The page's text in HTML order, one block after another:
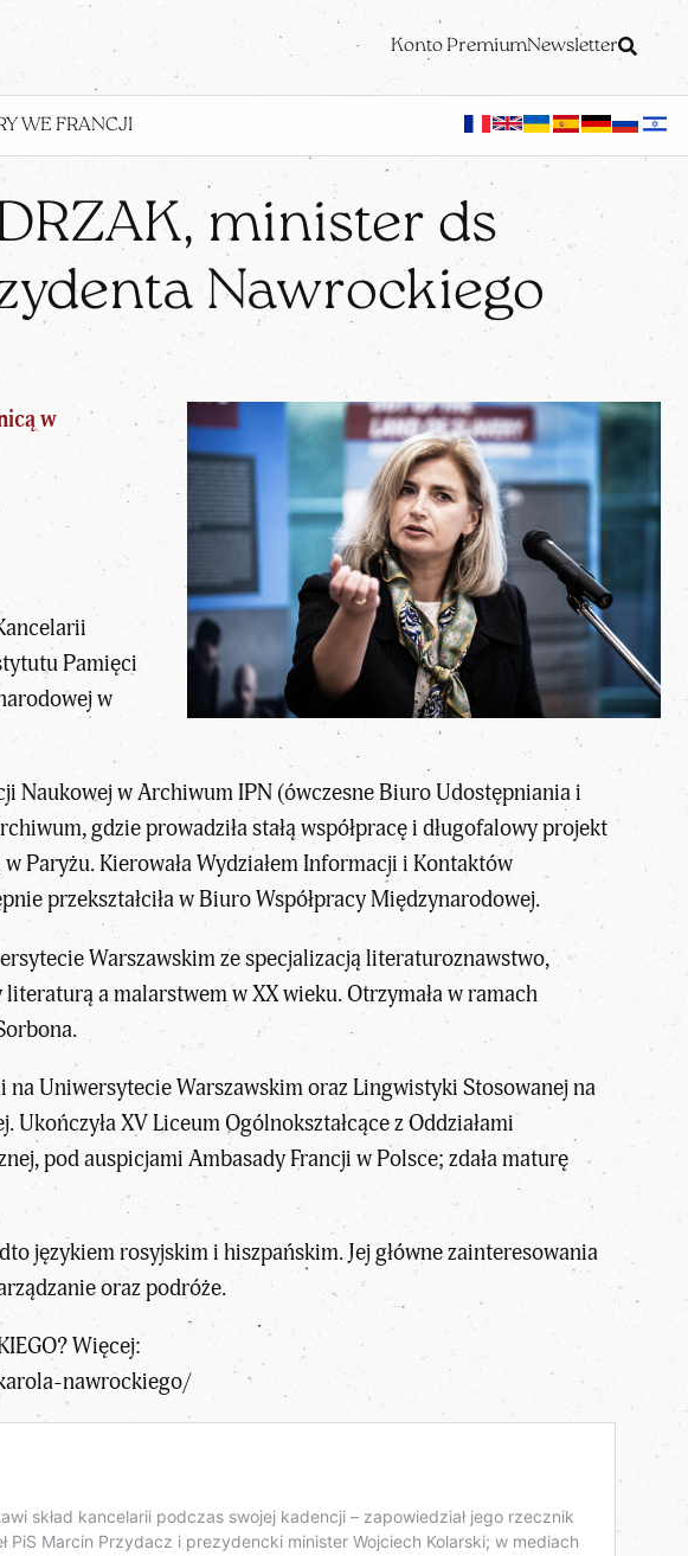
Konto PremiumNewsletter
WE FRANCJI
minister ds
Nawrockiego
w
Pamięci
w
Naukowej w Archiwum IPN (ówczesne Biuro Udostępniania i
gdzie prowadziła stałą współpracę i długofalowy projekt
Kierowała Wydziałem Informacji i Kontaktów
przekształciła w Biuro Współpracy Międzynarodowej.
Warszawskim ze specjalizacją literaturoznawstwo,
a malarstwem w XX wieku. Otrzymała w ramach
Uniwersytecie Warszawskim oraz Lingwistyki Stosowanej na
XV Liceum Ogólnokształcące z Oddziałami
pod auspicjami Ambasady Francji w Polsce; zdała maturę
językiem rosyjskim i hiszpańskim. Jej główne zainteresowania
oraz podróże.
Więcej:
nawrockiego/